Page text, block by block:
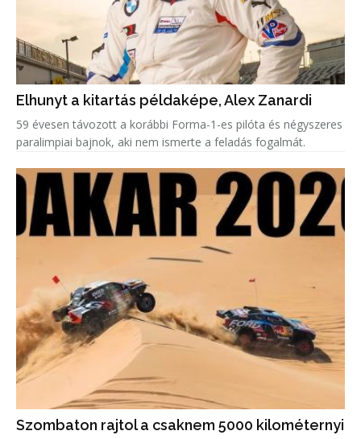
Elhunyt a kitartás példaképe, Alex Zanardi
59 évesen távozott a korábbi Forma-1-es pilóta és négyszeres
paralimpiai bajnok, aki nem ismerte a feladás fogalmát.
Szombaton rajtol a csaknem 5000 kilométernyi